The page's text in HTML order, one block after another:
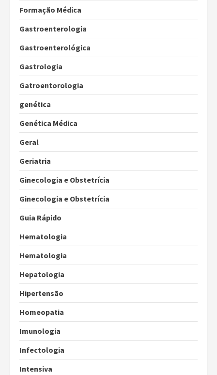
Formação Médica
Gastroenterologia
Gastroenterológica
Gastrologia
Gatroentorologia
genética
Genética Médica
Geral
Geriatria
Ginecologia e Obstetrícia
Ginecologia e Obstetrícia
Guia Rápido
Hematologia
Hematologia
Hepatologia
Hipertensão
Homeopatia
Imunologia
Infectologia
Intensiva